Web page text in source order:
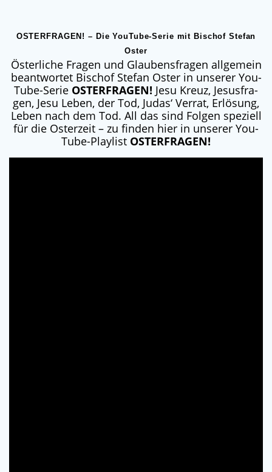
OSTERFRAGEN! – Die YouTube-Serie mit Bischof Stefan
Oster
Öster­li­che Fra­gen und Glau­bens­fra­gen all­ge­mein
beant­wor­tet Bischof Ste­fan Oster in unse­rer You­
Tube-Serie OSTER­FRA­GEN! Jesu Kreuz, Jesus­fra­
gen, Jesu Leben, der Tod, Judas‘ Ver­rat, Erlö­sung,
Leben nach dem Tod. All das sind Fol­gen spe­zi­ell
für die Oster­zeit – zu fin­den hier in unse­rer You­
Tube-Play­list OSTER­FRA­GEN!